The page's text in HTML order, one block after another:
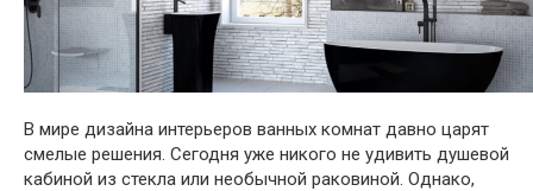
В мире дизайна интерьеров ванных комнат давно царят
смелые решения. Сегодня уже никого не удивить душевой
кабиной из стекла или необычной раковиной. Однако,